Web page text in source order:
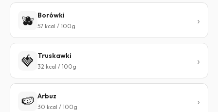
🫐 Borówki
57 kcal / 100g
🍓 Truskawki
32 kcal / 100g
🍉 Arbuz
30 kcal / 100g